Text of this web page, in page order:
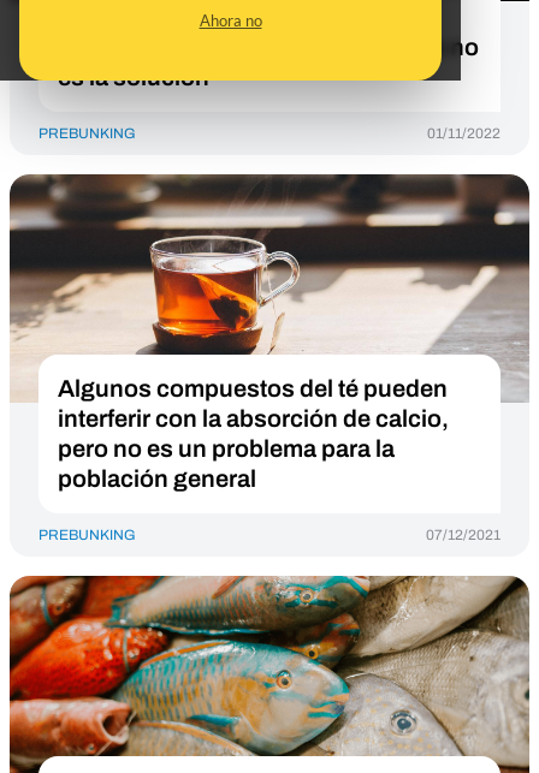
Ahora no
son un postre saludable y por qué
prohibirnos un alimento o producto no
es la solución
PREBUNKING 01/11/2022
Algunos compuestos del té pueden
interferir con la absorción de calcio,
pero no es un problema para la
población general
PREBUNKING 07/12/2021